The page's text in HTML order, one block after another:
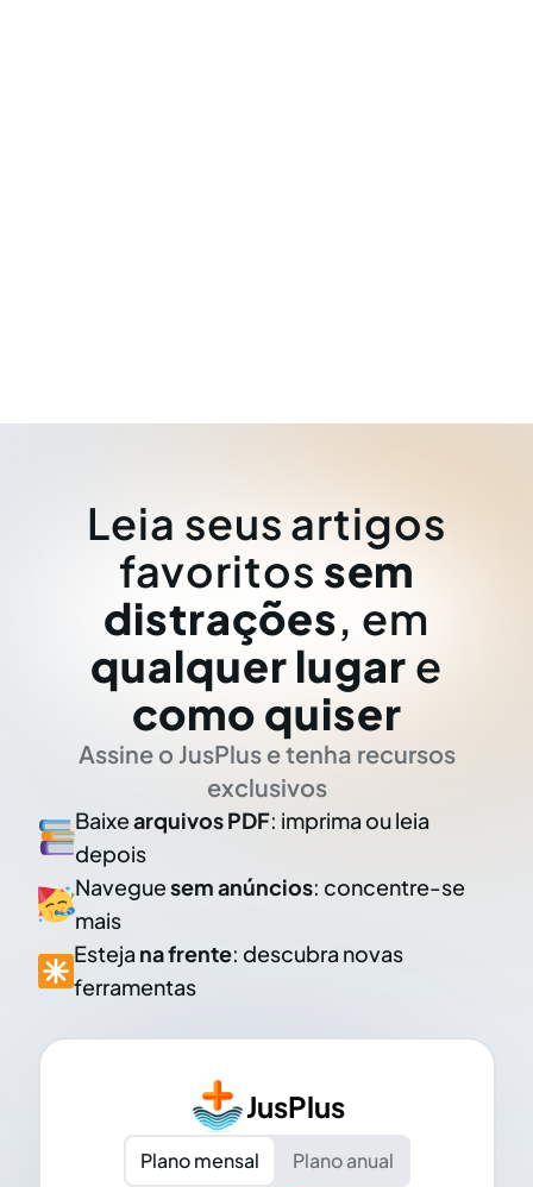
Leia seus artigos
favoritos sem
distrações, em
qualquer lugar e
como quiser
Assine o JusPlus e tenha recursos
exclusivos
Baixearquivos PDF: imprima ou leia
depois
Naveguesem anúncios: concentre-se
mais
Esteja na frente: descubra novas
ferramentas
JusPlus
Plano mensal
Plano anual